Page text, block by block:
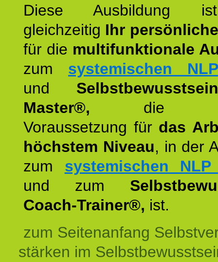
Diese Ausbildung
gleichzeitig Ihr
für die multifunktionale
zum systemischen
und
Master®, die
Voraussetzung für das
höchstem Niveau, in der
zum systemischen
und zum
Coach-Trainer®, ist.
zum Seitenanfang
stärken im